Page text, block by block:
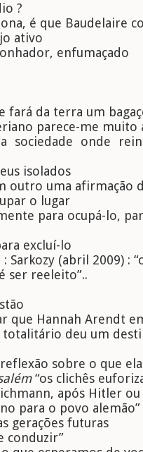
?
é que Baudelaire
ativo
enfumaçado
fará da terra um
parece-me muito
sociedade onde
isolados
outro uma afirmação
o lugar
para ocupá-lo,
excluí-lo
Sarkozy (abril 2009) :
ser reeleito”..
que Hannah Arendt
totalitário deu um
sobre o que
“os clichês
após Hitler
para o povo alemão”
gerações futuras
conduzir”